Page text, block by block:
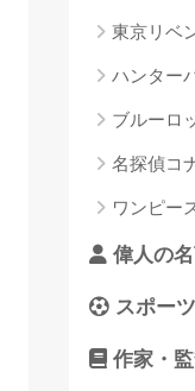
東京リベ
ハンター
ブルーロ
名探偵コ
ワンピー
偉人の
スポー
作家・